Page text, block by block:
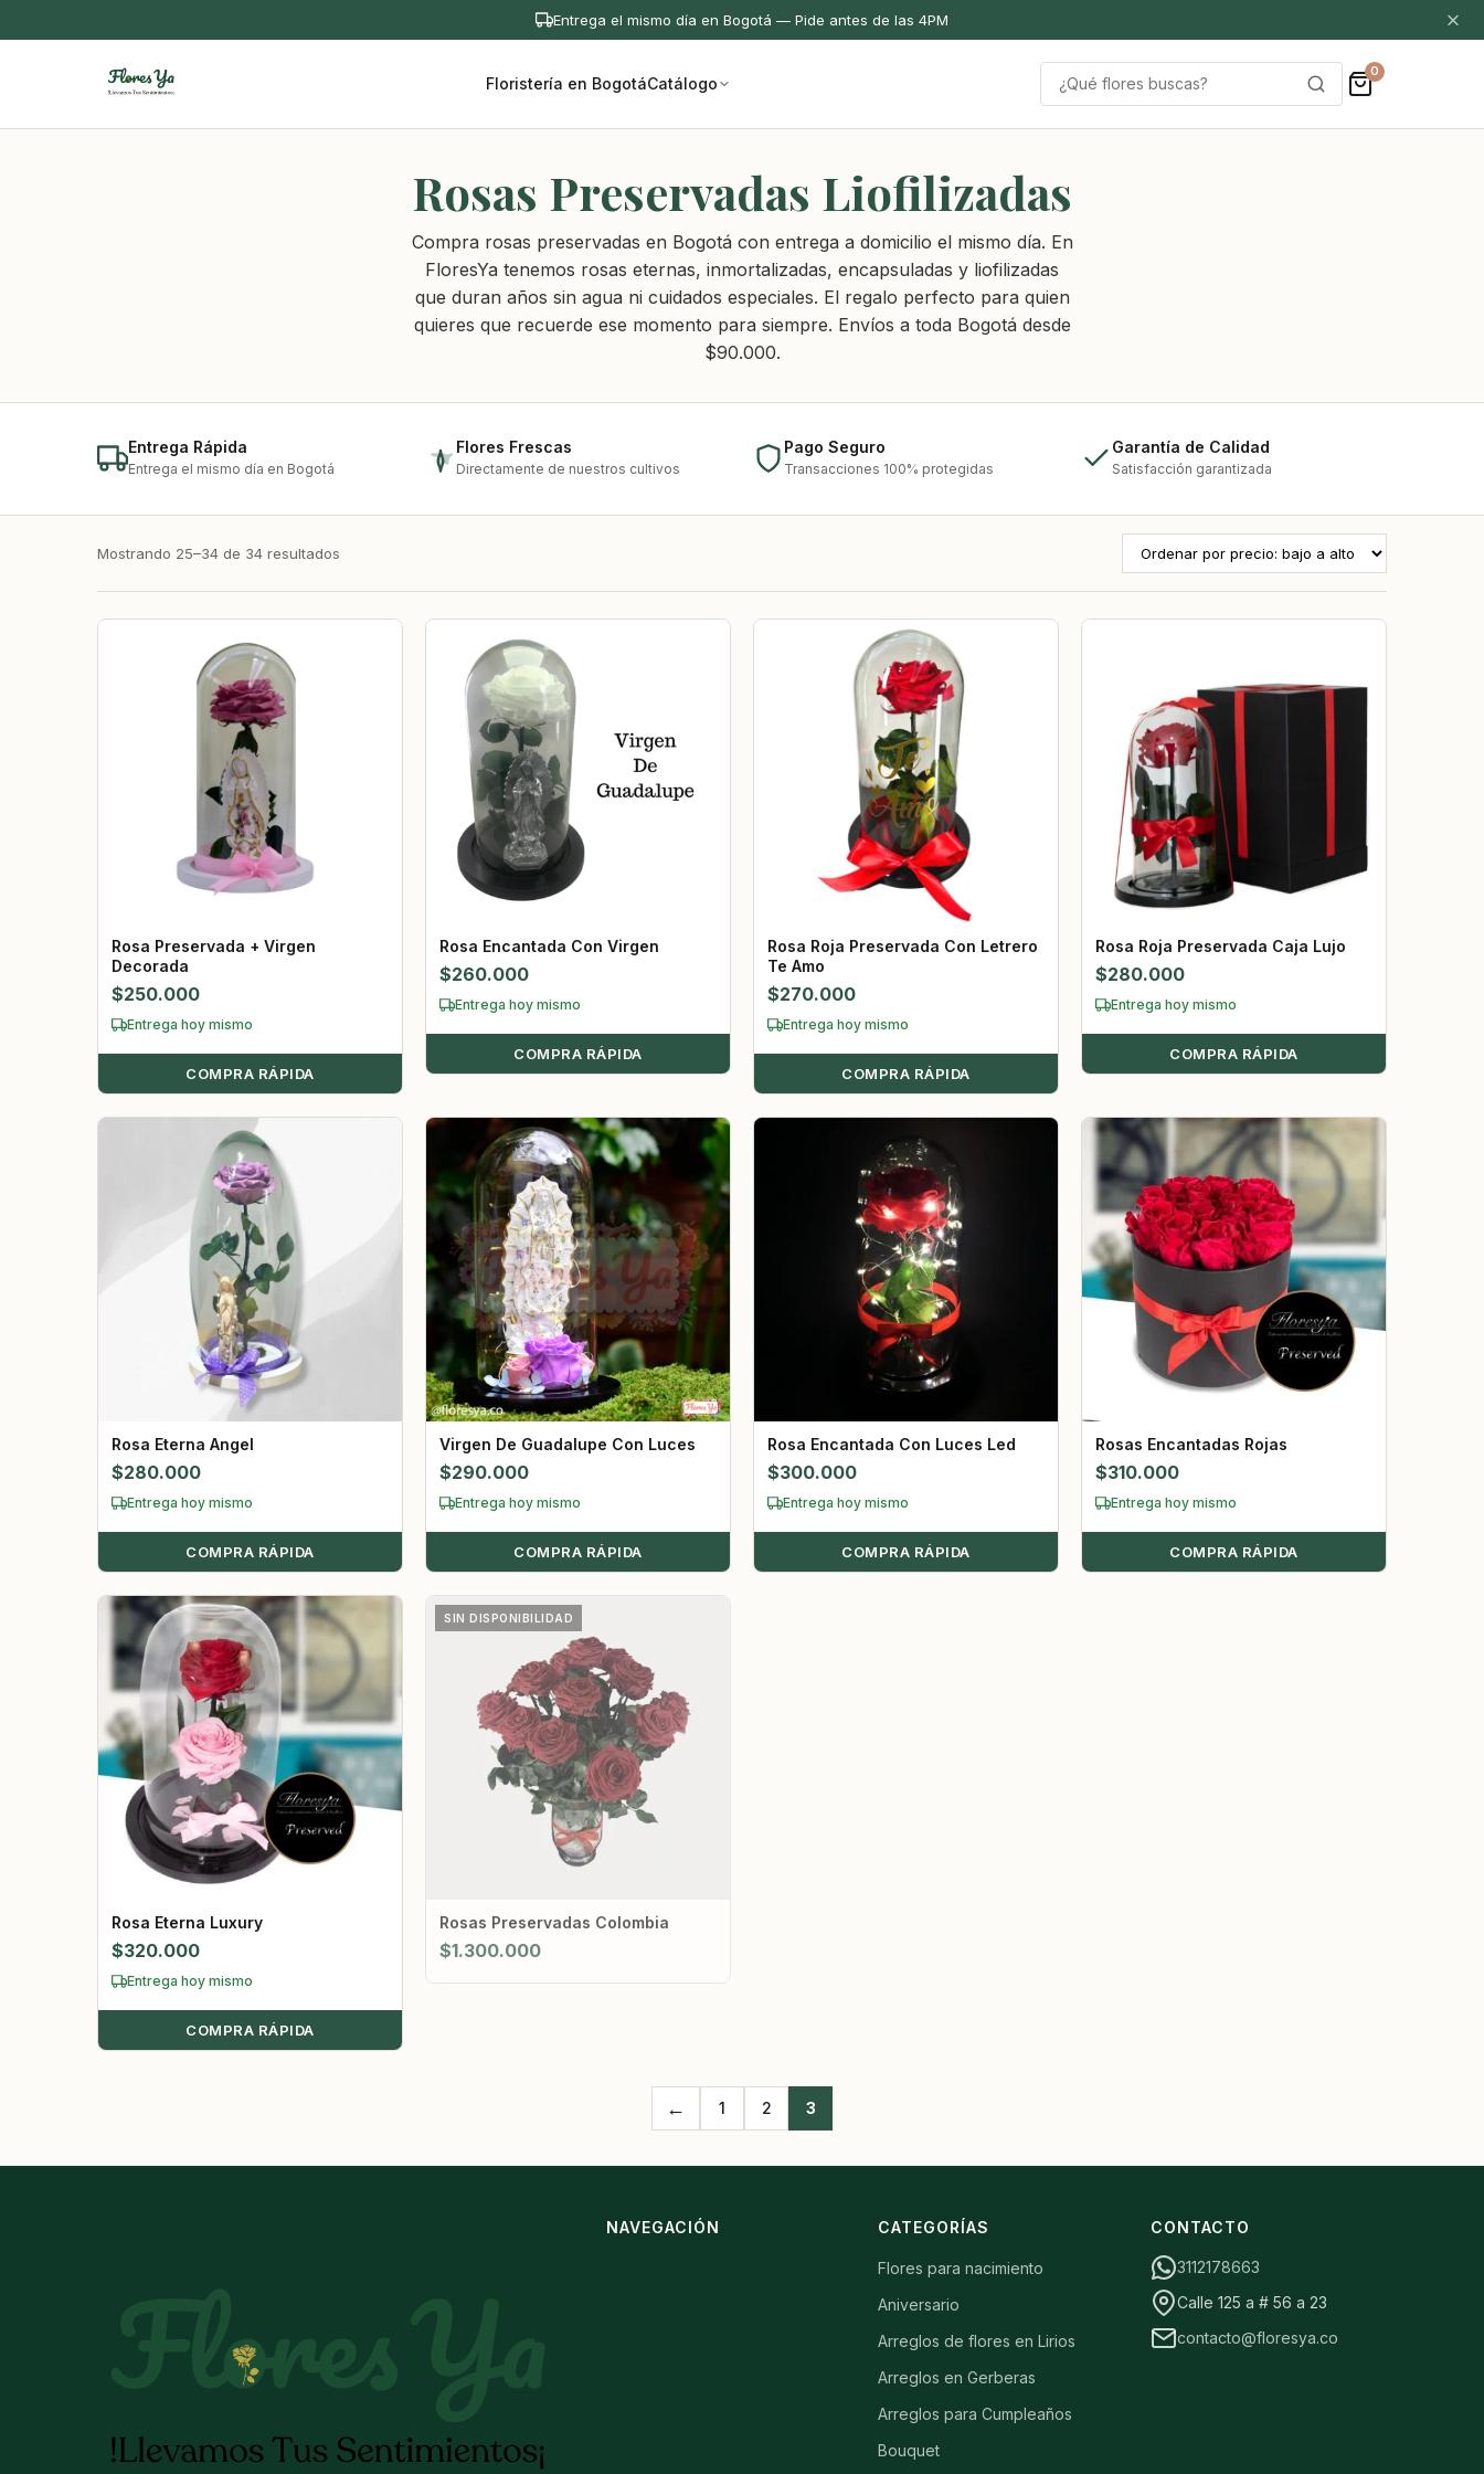
Entrega el mismo día en Bogotá — Pide antes de las 4PM
Floristería en BogotáCatálogo
Buscar
por:
0
Rosas Preservadas Liofilizadas
Compra rosas preservadas en Bogotá con entrega a domicilio el mismo día. En
FloresYa tenemos rosas eternas, inmortalizadas, encapsuladas y liofilizadas
que duran años sin agua ni cuidados especiales. El regalo perfecto para quien
quieres que recuerde ese momento para siempre. Envíos a toda Bogotá desde
$90.000.
Entrega Rápida
Entrega el mismo día en Bogotá
Flores Frescas
Directamente de nuestros cultivos
Pago Seguro
Transacciones 100% protegidas
Garantía de Calidad
Satisfacción garantizada
Mostrando 25–34 de 34 resultados
Rosa Preservada + Virgen
Decorada
$250.000
Entrega hoy mismo
COMPRA RÁPIDA
Rosa Encantada Con Virgen
$260.000
Entrega hoy mismo
COMPRA RÁPIDA
Rosa Roja Preservada Con Letrero
Te Amo
$270.000
Entrega hoy mismo
COMPRA RÁPIDA
Rosa Roja Preservada Caja Lujo
$280.000
Entrega hoy mismo
COMPRA RÁPIDA
Rosa Eterna Angel
$280.000
Entrega hoy mismo
COMPRA RÁPIDA
Virgen De Guadalupe Con Luces
$290.000
Entrega hoy mismo
COMPRA RÁPIDA
Rosa Encantada Con Luces Led
$300.000
Entrega hoy mismo
COMPRA RÁPIDA
Rosas Encantadas Rojas
$310.000
Entrega hoy mismo
COMPRA RÁPIDA
Rosa Eterna Luxury
$320.000
Entrega hoy mismo
COMPRA RÁPIDA
SIN DISPONIBILIDAD
Rosas Preservadas Colombia
$1.300.000
← 1 2 3
NAVEGACIÓN CATEGORÍAS
Flores para nacimiento
Aniversario
Arreglos de flores en Lirios
Arreglos en Gerberas
Arreglos para Cumpleaños
Bouquet
CONTACTO
3112178663
Calle 125 a # 56 a 23
contacto@floresya.co